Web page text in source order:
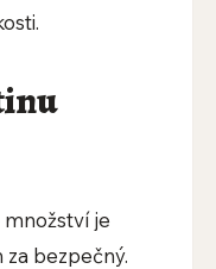
je
bezpečný.